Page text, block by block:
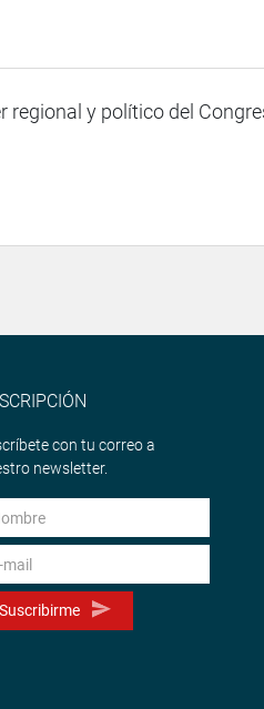
y político del
con tu correo a
newsletter.
Suscribirme